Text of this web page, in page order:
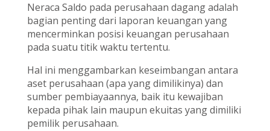
Neraca Saldo pada perusahaan dagang adalah
bagian penting dari laporan keuangan yang
mencerminkan posisi keuangan perusahaan
pada suatu titik waktu tertentu.
Hal ini menggambarkan keseimbangan antara
aset perusahaan (apa yang dimilikinya) dan
sumber pembiayaannya, baik itu kewajiban
kepada pihak lain maupun ekuitas yang dimiliki
pemilik perusahaan.